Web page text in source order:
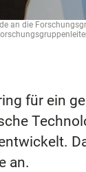
an die
für ein
an.